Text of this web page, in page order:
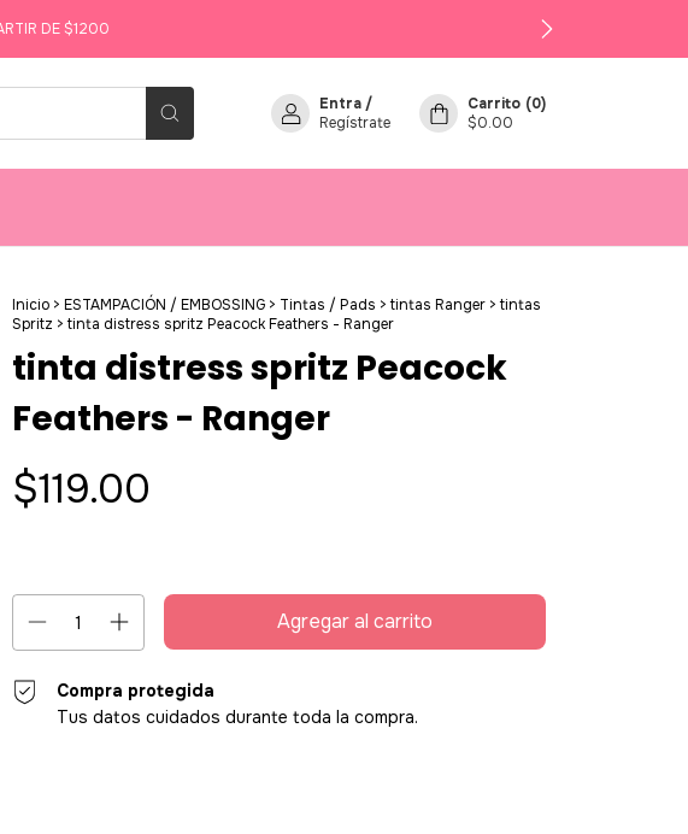
DE $1200
Entra /
Regístrate
Carrito (0)
$0.00
Inicio > ESTAMPACIÓN / EMBOSSING > Tintas / Pads > tintas Ranger > tintas
Spritz > tinta distress spritz Peacock Feathers - Ranger
tinta distress spritz Peacock
Feathers - Ranger
$119.00
Compra protegida
Tus datos cuidados durante toda la compra.